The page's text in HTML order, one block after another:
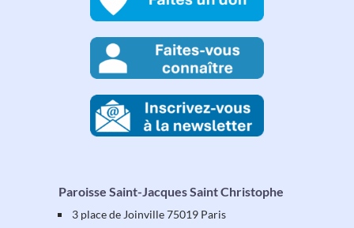
Paroisse Saint-Jacques Saint Christophe
3 place de Joinville 75019 Paris